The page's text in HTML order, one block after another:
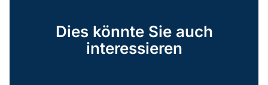
Dies könnte Sie auch
interessieren